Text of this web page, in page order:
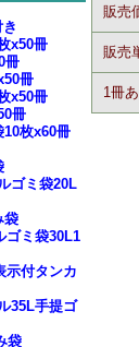
x50冊
冊
冊
x50冊
冊
10枚x60冊
ゴミ袋20L
袋
ゴミ袋30L1
付タンカ
35L手提ゴ
袋
販売
販売
1冊